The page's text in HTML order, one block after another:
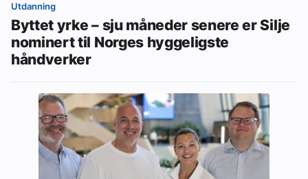
Utdanning
Byttet yrke – sju måneder senere er Silje
nominert til Norges hyggeligste
håndverker